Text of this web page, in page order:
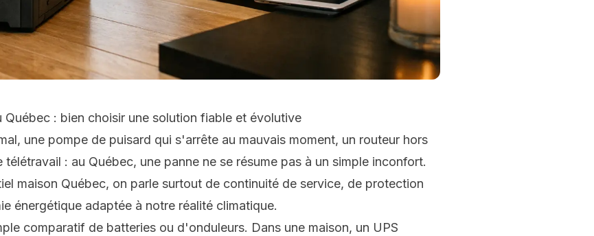
Québec : bien choisir une solution fiable et évolutive
une pompe de puisard qui s'arrête au mauvais moment, un routeur hors
: au Québec, une panne ne se résume pas à un simple inconfort.
maison Québec, on parle surtout de continuité de service, de protection
énergétique adaptée à notre réalité climatique.
comparatif de batteries ou d'onduleurs. Dans une maison, un UPS